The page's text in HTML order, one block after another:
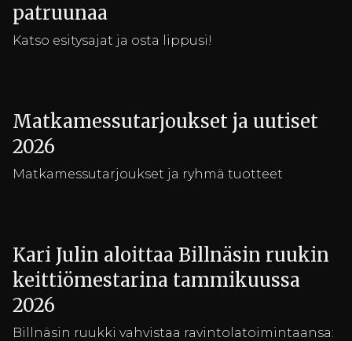
patruunaa
Katso esitysajat ja osta lippusi!
Matkamessutarjoukset ja uutiset
2026
Matkamessutarjoukset ja ryhmä tuotteet
Kari Julin aloittaa Billnäsin ruukin
keittiömestarina tammikuussa
2026
Billnäsin ruukki vahvistaa ravintolatoimintaansa: